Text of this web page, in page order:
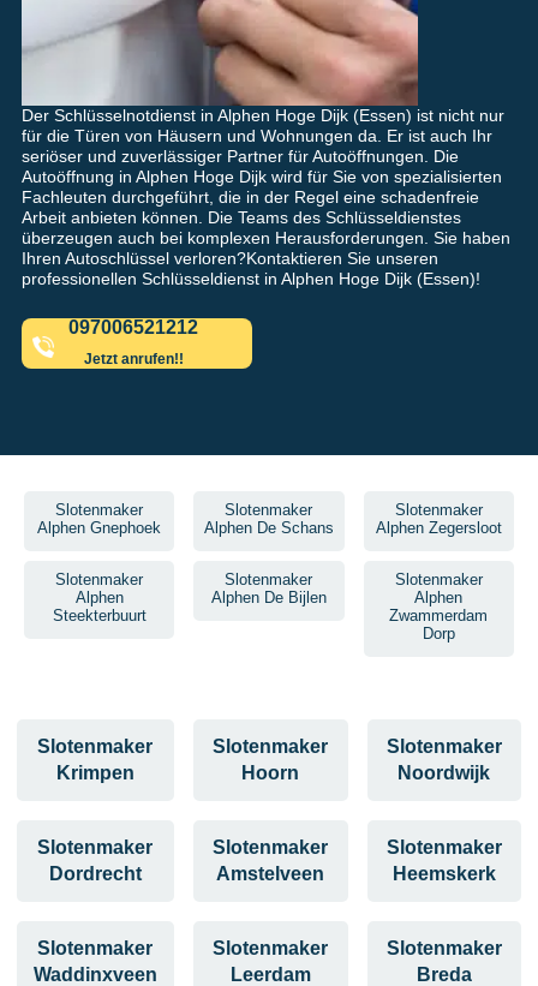
Der Schlüsselnotdienst in Alphen Hoge Dijk (Essen) ist nicht nur
für die Türen von Häusern und Wohnungen da. Er ist auch Ihr
seriöser und zuverlässiger Partner für Autoöffnungen. Die
Autoöffnung in Alphen Hoge Dijk wird für Sie von spezialisierten
Fachleuten durchgeführt, die in der Regel eine schadenfreie
Arbeit anbieten können. Die Teams des Schlüsseldienstes
überzeugen auch bei komplexen Herausforderungen. Sie haben
Ihren Autoschlüssel verloren?Kontaktieren Sie unseren
professionellen Schlüsseldienst in Alphen Hoge Dijk (Essen)!
097006521212
Jetzt anrufen!!
Slotenmaker
Alphen Gnephoek
Slotenmaker
Alphen De Schans
Slotenmaker
Alphen Zegersloot
Slotenmaker
Alphen
Steekterbuurt
Slotenmaker
Alphen De Bijlen
Slotenmaker
Alphen
Zwammerdam
Dorp
Slotenmaker
Krimpen
Slotenmaker
Hoorn
Slotenmaker
Noordwijk
Slotenmaker
Dordrecht
Slotenmaker
Amstelveen
Slotenmaker
Heemskerk
Slotenmaker
Waddinxveen
Slotenmaker
Leerdam
Slotenmaker
Breda